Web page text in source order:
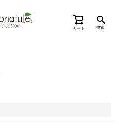
カート 検索